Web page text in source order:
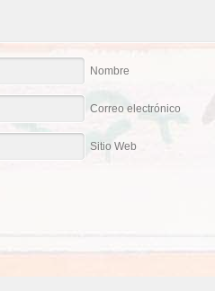
Nombre
Correo electrónico
Sitio Web